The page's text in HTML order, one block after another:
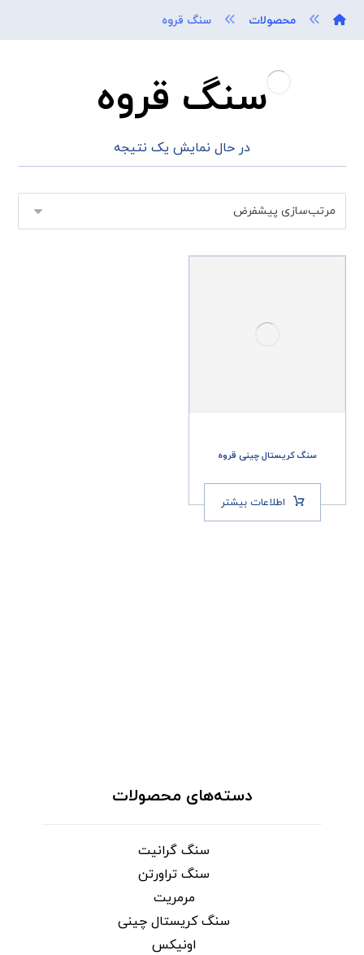
محصولات سنگ قروه
سنگ قروه
در حال نمایش یک نتیجه
سنگ کریستال چینی قروه
اطلاعات بیشتر
دسته‌های محصولات
سنگ گرانیت
سنگ تراورتن
مرمریت
سنگ کریستال چینی
اونیکس